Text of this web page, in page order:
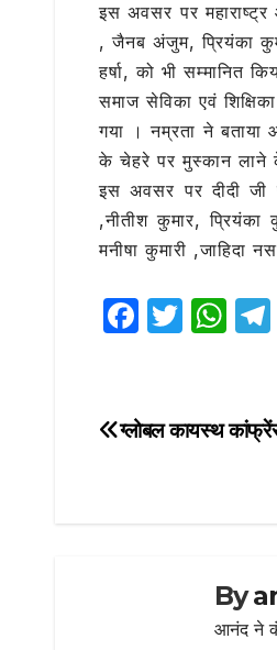
इस अवसर पर
, जैनब अंजुम, प्रियंका
हर्षा, को भी सम्मानित
समाज सेविका एवं
गया । नम्रता ने बताया
के चेहरे पर मुस्कान लाने
इस अवसर पर दीदी
,नीतीश कुमार,
मनीषा कुमारी ,जाहिदा
F
e
T
te
W
s
Post
ग्लोबल कायस्थ कांफ्रेंस
By
आनंद ने